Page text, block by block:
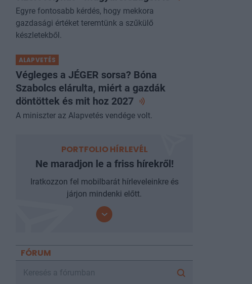
Egyre fontosabb kérdés, hogy mekkora
gazdasági értéket teremtünk a szűkülő
készletekből.
ALAPVETÉS
Végleges a JÉGER sorsa? Bóna
Szabolcs elárulta, miért a gazdák
döntöttek és mit hoz 2027
A miniszter az Alapvetés vendége volt.
PORTFOLIO HÍRLEVÉL
Ne maradjon le a friss hírekről!
Iratkozzon fel mobilbarát hírleveleinkre és
járjon mindenki előtt.
FÓRUM